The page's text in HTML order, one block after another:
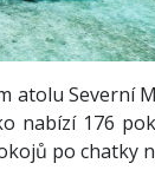
atolu Severní
nabízí 176
po chatky